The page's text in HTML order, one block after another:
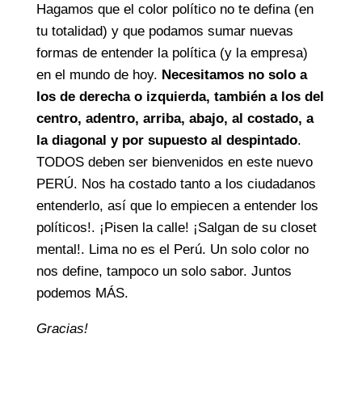
Hagamos que el color político no te defina (en
tu totalidad) y que podamos sumar nuevas
formas de entender la política (y la empresa)
en el mundo de hoy. Necesitamos no solo a
los de derecha o izquierda, también a los del
centro, adentro, arriba, abajo, al costado, a
la diagonal y por supuesto al despintado.
TODOS deben ser bienvenidos en este nuevo
PERÚ. Nos ha costado tanto a los ciudadanos
entenderlo, así que lo empiecen a entender los
políticos!. ¡Pisen la calle! ¡Salgan de su closet
mental!. Lima no es el Perú. Un solo color no
nos define, tampoco un solo sabor. Juntos
podemos MÁS.
Gracias!